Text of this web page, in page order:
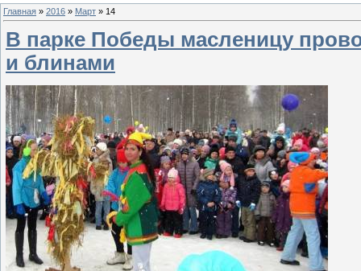
Главная » 2016 » Март » 14
В парке Победы масленицу
и блинами